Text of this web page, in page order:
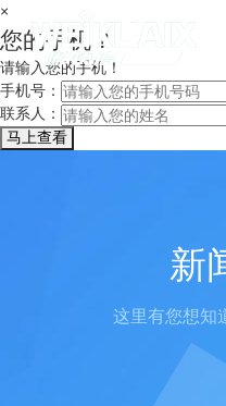
×
您的手机？
请输入您的手机！
手机号：
联系人：
新
这里有您想知